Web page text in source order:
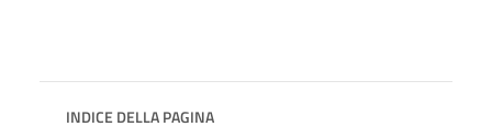
INDICE DELLA PAGINA